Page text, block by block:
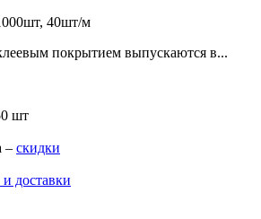
40шт/м
покрытием выпускаются в...
шт
– скидки
доставки